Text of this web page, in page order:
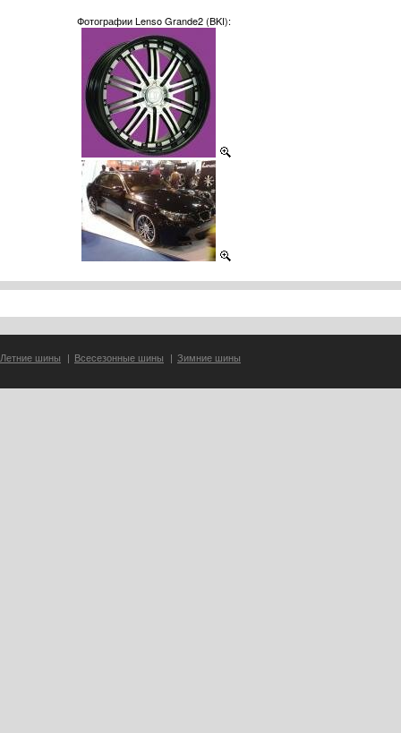
Фотографии Lenso Grande2 (BKI):
Летние шины | Всесезонные шины | Зимние шины